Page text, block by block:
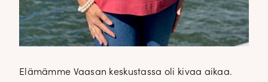
Elämämme Vaasan keskustassa oli kivaa aikaa.